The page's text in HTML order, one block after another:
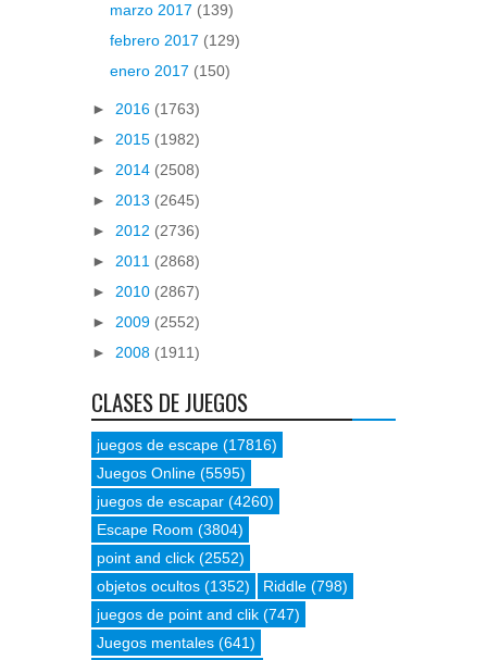
marzo 2017 (139)
febrero 2017 (129)
enero 2017 (150)
► 2016 (1763)
► 2015 (1982)
► 2014 (2508)
► 2013 (2645)
► 2012 (2736)
► 2011 (2868)
► 2010 (2867)
► 2009 (2552)
► 2008 (1911)
CLASES DE JUEGOS
juegos de escape (17816)
Juegos Online (5595)
juegos de escapar (4260)
Escape Room (3804)
point and click (2552)
objetos ocultos (1352) Riddle (798)
juegos de point and clik (747)
Juegos mentales (641)